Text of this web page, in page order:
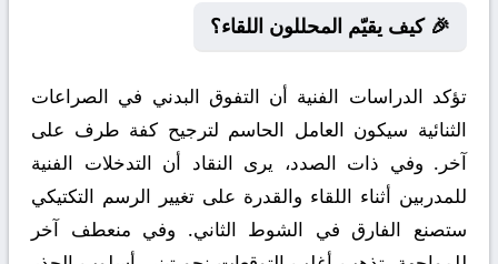
🎉 كيف يقيّم المحللون اللقاء؟
تؤكد الدراسات الفنية أن التفوق البدني في الصراعات
الثنائية سيكون العامل الحاسم لترجيح كفة طرف على
آخر. وفي ذات الصدد، يرى النقاد أن التدخلات الفنية
للمدربين أثناء اللقاء والقدرة على تغيير الرسم التكتيكي
ستصنع الفارق في الشوط الثاني. وفي منعطف آخر